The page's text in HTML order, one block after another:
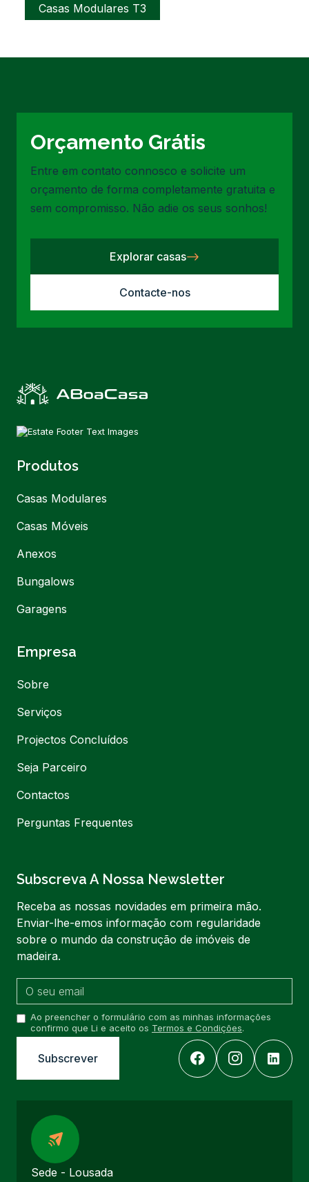
Casas Modulares T3
Orçamento Grátis
Entre em contato connosco e solicite um
orçamento de forma completamente gratuita e
sem compromisso. Não adie os seus sonhos!
Explorar casas
Contacte-nos
Produtos
Casas Modulares
Casas Móveis
Anexos
Bungalows
Garagens
Empresa
Sobre
Serviços
Projectos Concluídos
Seja Parceiro
Contactos
Perguntas Frequentes
Subscreva A Nossa Newsletter
Receba as nossas novidades em primeira mão.
Enviar-lhe-emos informação com regularidade
sobre o mundo da construção de imóveis de
madeira.
Ao preencher o formulário com as minhas informações
confirmo que Li e aceito os Termos e Condições.
Sede - Lousada